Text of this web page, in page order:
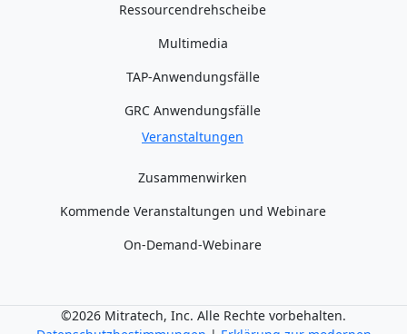
Ressourcendrehscheibe
Multimedia
TAP-Anwendungsfälle
GRC Anwendungsfälle
Veranstaltungen
Zusammenwirken
Kommende Veranstaltungen und Webinare
On-Demand-Webinare
©2026 Mitratech, Inc. Alle Rechte vorbehalten.